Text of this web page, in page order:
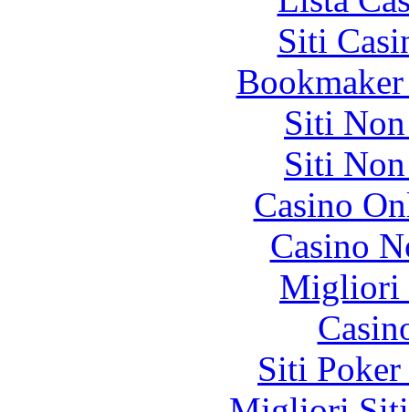
Siti
Siti
Siti
Casino
Casino
Migliori
Siti